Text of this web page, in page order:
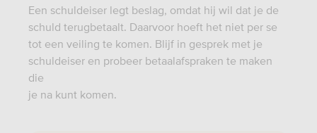
Een schuldeiser legt beslag, omdat hij wil dat je de
schuld terugbetaalt. Daarvoor hoeft het niet per se
tot een veiling te komen. Blijf in gesprek met je
schuldeiser en probeer betaalafspraken te maken
die
je na kunt komen.